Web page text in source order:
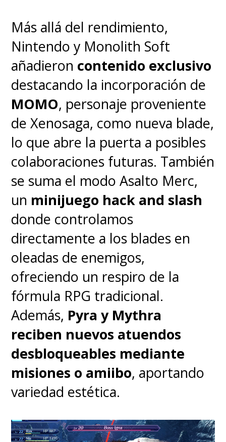
Más allá del rendimiento,
Nintendo y Monolith Soft
añadieron contenido exclusivo
destacando la incorporación de
MOMO, personaje proveniente
de Xenosaga, como nueva blade,
lo que abre la puerta a posibles
colaboraciones futuras. También
se suma el modo Asalto Merc,
un minijuego hack and slash
donde controlamos
directamente a los blades en
oleadas de enemigos,
ofreciendo un respiro de la
fórmula RPG tradicional.
Además, Pyra y Mythra
reciben nuevos atuendos
desbloqueables mediante
misiones o amiibo, aportando
variedad estética.